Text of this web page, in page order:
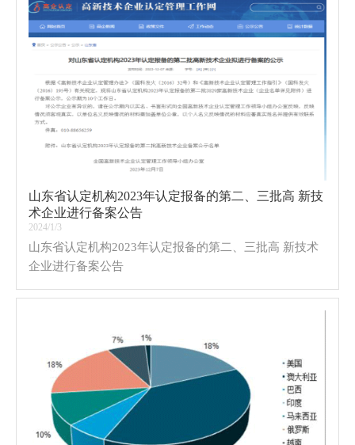
山东省认定机构2023年认定报备的第二、三批高 新技
术企业进行备案公告
2024/1/3
山东省认定机构2023年认定报备的第二、三批高 新技术
企业进行备案公告